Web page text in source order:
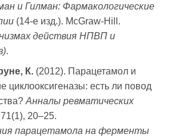
и Гилман: Фармакологические
(14-е изд.). McGraw-Hill.
действия НПВП и
.
К. (2012). Парацетамол и
циклооксигеназы: есть ли повод
Анналы ревматических
20–25.
парацетамола на ферменты